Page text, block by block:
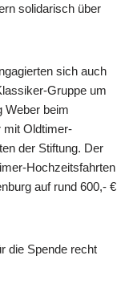
solidarisch über
sich auch
Gruppe um
Weber beim
mit Oldtimer-
der Stiftung. Der
Hochzeitsfahrten
auf rund 600,- €
die Spende recht